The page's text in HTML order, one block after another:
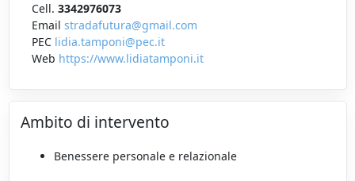
Cell. 3342976073
Email stradafutura@gmail.com
PEC lidia.tamponi@pec.it
Web https://www.lidiatamponi.it
Ambito di intervento
Benessere personale e relazionale